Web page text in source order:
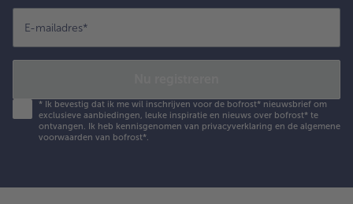
E-mailadres*
* Ik bevestig dat ik me wil inschrijven voor de bofrost* nieuwsbrief om
exclusieve aanbiedingen, leuke inspiratie en nieuws over bofrost* te
ontvangen. Ik heb kennisgenomen van privacyverklaring en de algemene
voorwaarden van bofrost*.